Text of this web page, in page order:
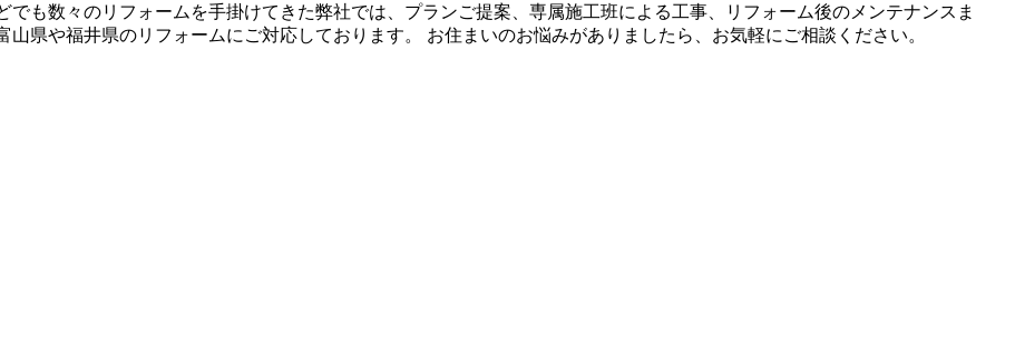
も数々のリフォームを手掛けてきた弊社では、プランご提案、専属施工班による工事、リフォーム後のメンテナンスま
県や福井県のリフォームにご対応しております。 お住まいのお悩みがありましたら、お気軽にご相談ください。